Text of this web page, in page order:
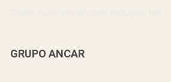
GRUPO ANCAR